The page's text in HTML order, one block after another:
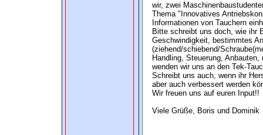
wir, zwei
Thema "Innovatives
Informationen von Tauchern
Bitte schreibt uns doch, wie ihr
Geschwindigkeit, bestimmtes
(ziehend/schiebend/
Handling, Steuerung,
wenden wir uns an den Tek-
Schreibt uns auch, wenn ihr
aber auch verbessert werden
Wir freuen uns auf euren Input!!
Viele Grüße, Boris und Dominik